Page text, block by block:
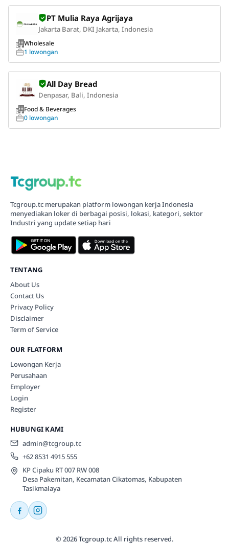
PT Mulia Raya Agrijaya
Jakarta Barat, DKI Jakarta, Indonesia
Wholesale
1 lowongan
All Day Bread
Denpasar, Bali, Indonesia
Food & Beverages
0 lowongan
Tcgroup.tc merupakan platform lowongan kerja Indonesia
menyediakan loker di berbagai posisi, lokasi, kategori, sektor
Industri yang update setiap hari
TENTANG
About Us
Contact Us
Privacy Policy
Disclaimer
Term of Service
OUR FLATFORM
Lowongan Kerja
Perusahaan
Employer
Login
Register
HUBUNGI KAMI
admin@tcgroup.tc
+62 8531 4915 555
KP Cipaku RT 007 RW 008
Desa Pakemitan, Kecamatan Cikatomas, Kabupaten
Tasikmalaya
© 2026 Tcgroup.tc All rights reserved.